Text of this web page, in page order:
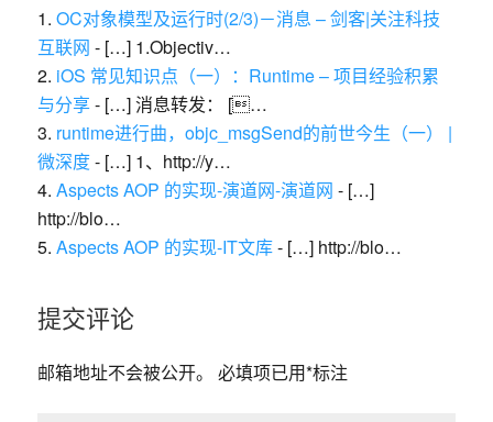
OC对象模型及运行时(2/3)－消息 – 剑客|关注科技
互联网 - […] 1.Objectiv…
iOS 常见知识点（一）：Runtime – 项目经验积累
与分享- […] 消息转发： […
runtime进行曲，objc_msgSend的前世今生（一） |
微深度- […] 1、http://y…
Aspects AOP 的实现-演道网-演道网 - […]
http://blo…
Aspects AOP 的实现-IT文库- […] http://blo…
提交评论
邮箱地址不会被公开。 必填项已用*标注